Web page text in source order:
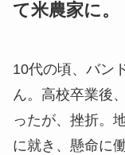
て米農家に。
10代の頃、バン
ん。高校卒業後
ったが、挫折。
に就き、懸命に